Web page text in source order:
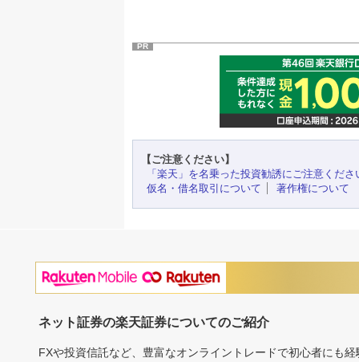
PR
【ご注意ください】
「楽天」を名乗った投資勧誘にご注意くださ
仮名・借名取引について
著作権について
ネット証券の楽天証券についてのご紹介
FXや投資信託など、豊富なオンライントレードで初心者にも